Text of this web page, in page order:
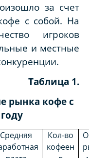
за счет
с собой. На
игроков
и местные
Таблица 1.
рынка кофе с
Средняя
Кол-во
кофеен